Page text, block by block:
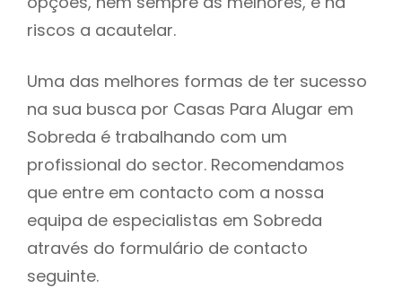
riscos a acautelar.
Uma das melhores formas de ter sucesso
na sua busca por Casas Para Alugar em
Sobreda é trabalhando com um
profissional do sector. Recomendamos
que entre em contacto com a nossa
equipa de especialistas em Sobreda
através do formulário de contacto
seguinte.